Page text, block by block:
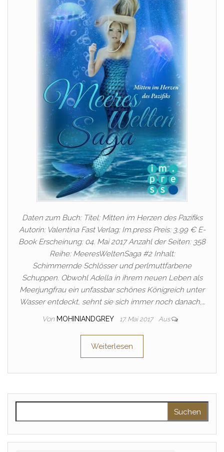
Daten zum Buch: Titel: Mitten im Herzen des Pazifiks
Autorin: Valentina Fast Verlag: Im.press Preis: 3,99 € E-
Book Erscheinung: 04. Mai 2017 Anzahl der Seiten: 358
Reihe: MeeresWeltenSaga #2 Inhalt:
Schimmernde Schlösser und perlmuttfarbene
Schuppen. Obwohl Adella in ihrem neuen Leben als
Meerjungfrau ein unfassbar schönes Königreich unter
Wasser entdeckt, sehnt sie sich immer noch danach,…
Von MOHINIANDGREY 17. Mai 2017 Aus
Weiterlesen